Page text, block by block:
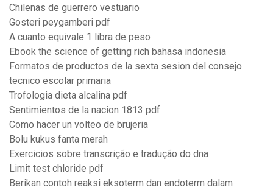
Chilenas de guerrero vestuario
Gosteri peygamberi pdf
A cuanto equivale 1 libra de peso
Ebook the science of getting rich bahasa indonesia
Formatos de productos de la sexta sesion del consejo
tecnico escolar primaria
Trofologia dieta alcalina pdf
Sentimientos de la nacion 1813 pdf
Como hacer un volteo de brujeria
Bolu kukus fanta merah
Exercicios sobre transcrição e tradução do dna
Limit test chloride pdf
Berikan contoh reaksi eksoterm dan endoterm dalam